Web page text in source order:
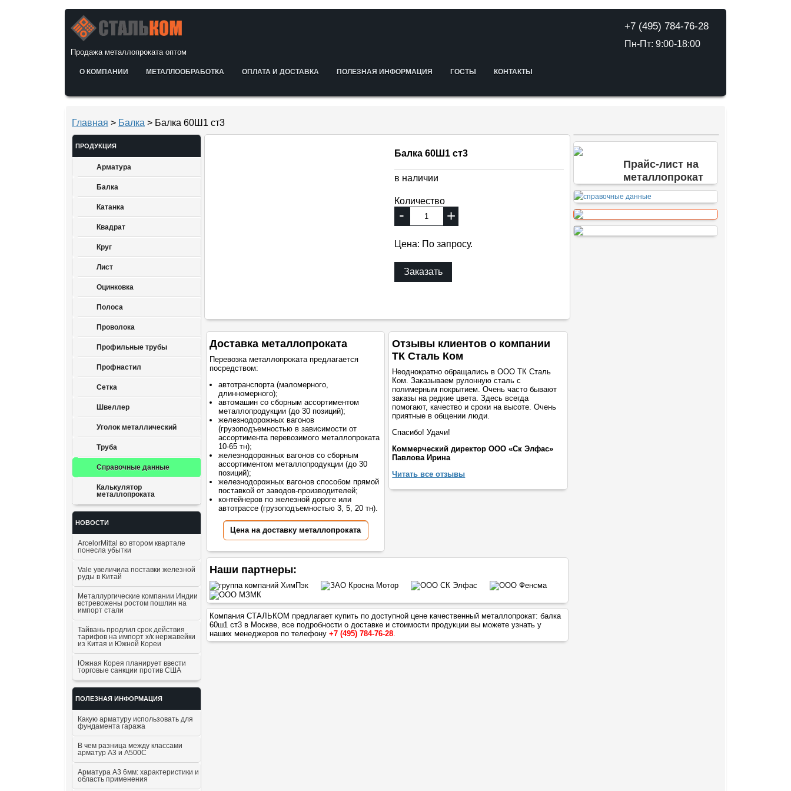
+7 (495) 784-76-28
Пн-Пт: 9:00-18:00
Продажа металлопроката оптом
О КОМПАНИИ МЕТАЛЛООБРАБОТКА ОПЛАТА И ДОСТАВКА ПОЛЕЗНАЯ ИНФОРМАЦИЯ ГОСТЫ КОНТАКТЫ
Главная > Балка > Балка 60Ш1 ст3
ПРОДУКЦИЯ
Арматура
Балка
Катанка
Квадрат
Круг
Лист
Оцинковка
Полоса
Проволока
Профильные трубы
Профнастил
Сетка
Швеллер
Уголок металлический
Труба
Справочные данные
Калькулятор
металлопроката
НОВОСТИ
ArcelorMittal во втором квартале
понесла убытки
Vale увеличила поставки железной
руды в Китай
Металлургические компании Индии
встревожены ростом пошлин на
импорт стали
Тайвань продлил срок действия
тарифов на импорт х/к нержавейки
из Китая и Южной Кореи
Южная Корея планирует ввести
торговые санкции против США
ПОЛЕЗНАЯ ИНФОРМАЦИЯ
Какую арматуру использовать для
фундамента гаража
В чем разница между классами
арматур А3 и А500С
Арматура А3 6мм: характеристики и
область применения
Балка 60Ш1 ст3
в наличии
Количество
- +
Цена: По запросу.
Заказать
Доставка металлопроката
Перевозка металлопроката предлагается
посредством:
автотранспорта (маломерного,
длинномерного);
автомашин со сборным ассортиментом
металлопродукции (до 30 позиций);
железнодорожных вагонов
(грузоподъемностью в зависимости от
ассортимента перевозимого металлопроката
10-65 тн);
железнодорожных вагонов со сборным
ассортиментом металлопродукции (до 30
позиций);
железнодорожных вагонов способом прямой
поставкой от заводов-производителей;
контейнеров по железной дороге или
автотрассе (грузоподъемностью 3, 5, 20 тн).
Цена на доставку металлопроката
Отзывы клиентов о компании
ТК Сталь Ком
Неоднократно обращались в ООО ТК Сталь
Ком. Заказываем рулонную сталь с
полимерным покрытием. Очень часто бывают
заказы на редкие цвета. Здесь всегда
помогают, качество и сроки на высоте. Очень
приятные в общении люди.
Спасибо! Удачи!
Коммерческий директор ООО «Ск Элфас»
Павлова Ирина
Читать все отзывы
Наши партнеры:
Компания СТАЛЬКОМ предлагает купить по доступной цене качественный металлопрокат: балка
60ш1 ст3 в Москве, все подробности о доставке и стоимости продукции вы можете узнать у
наших менеджеров по телефону +7 (495) 784-76-28.
Прайс-лист на
металлопрокат